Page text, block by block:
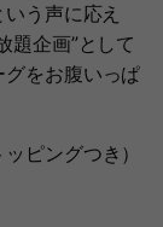
う声に応え
題企画”として
をお腹いっぱ
ピングつき）